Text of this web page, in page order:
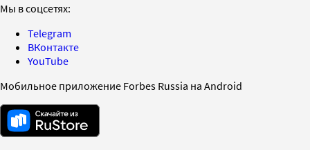
Мы в соцсетях:
Telegram
ВКонтакте
YouTube
Мобильное приложение Forbes Russia на Android